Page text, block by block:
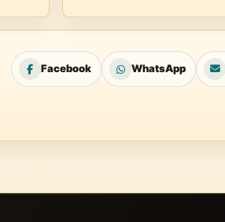
Facebook WhatsApp